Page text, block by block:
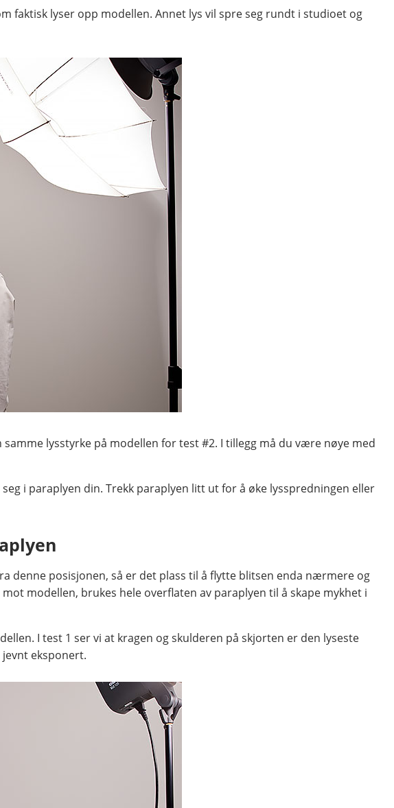
faktisk lyser opp modellen. Annet lys vil spre seg rundt i studioet og
lysstyrke på modellen for test #2. I tillegg må du være nøye med
i paraplyen din. Trekk paraplyen litt ut for å øke lysspredningen eller
denne posisjonen, så er det plass til å flytte blitsen enda nærmere og
modellen, brukes hele overflaten av paraplyen til å skape mykhet i
I test 1 ser vi at kragen og skulderen på skjorten er den lyseste
eksponert.